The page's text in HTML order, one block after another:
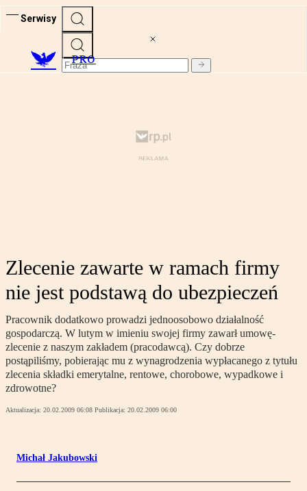
Serwisy
PRO
Zlecenie zawarte w ramach firmy
nie jest podstawą do ubezpieczeń
Pracownik dodatkowo prowadzi jednoosobowo działalność
gospodarczą. W lutym w imieniu swojej firmy zawarł umowę-
zlecenie z naszym zakładem (pracodawcą). Czy dobrze
postąpiliśmy, pobierając mu z wynagrodzenia wypłacanego z tytułu
zlecenia składki emerytalne, rentowe, chorobowe, wypadkowe i
zdrowotne?
Aktualizacja: 20.02.2009 06:08 Publikacja: 20.02.2009 06:00
Michał Jakubowski